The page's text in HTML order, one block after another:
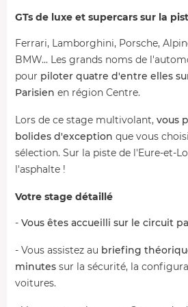
GTs de luxe et supercars sur la
Ferrari, Lamborghini, Porsche,
BMW... Les grands noms de
pour piloter quatre d'entre elles
Parisien en région Centre.
Lors de ce stage multivolant, vous
bolides d'exception que vous
sélection. Sur la piste de l'Eure-et-
l'asphalte !
Votre stage détaillé
- Vous êtes accueilli sur le circuit
- Vous assistez au briefing
minutes sur la sécurité, la
voitures.